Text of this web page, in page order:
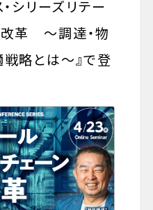
シリーズリテー
改革 ～調達・物
略とは～』で登